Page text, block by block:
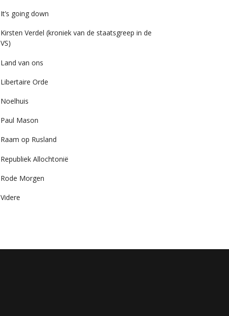
It’s going down
Kirsten Verdel (kroniek van de staatsgreep in de
VS)
Land van ons
Libertaire Orde
Noelhuis
Paul Mason
Raam op Rusland
Republiek Allochtonië
Rode Morgen
Videre